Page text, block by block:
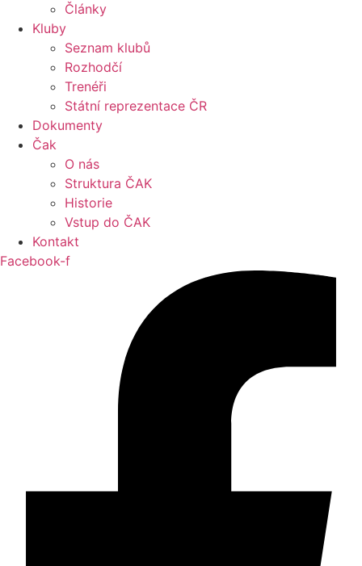
Články
Kluby
Seznam klubů
Rozhodčí
Trenéři
Státní reprezentace ČR
Dokumenty
Čak
O nás
Struktura ČAK
Historie
Vstup do ČAK
Kontakt
Facebook-f